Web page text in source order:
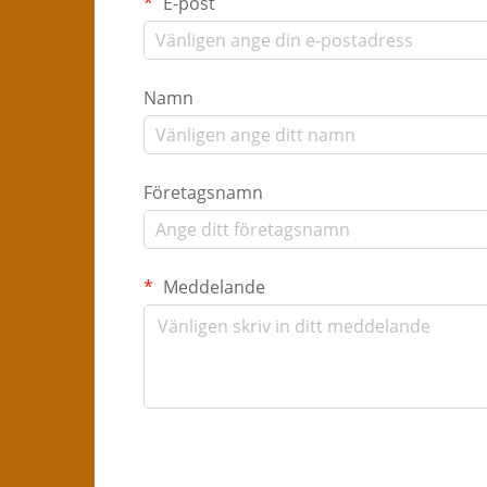
Namn
Företagsnamn
Meddelande